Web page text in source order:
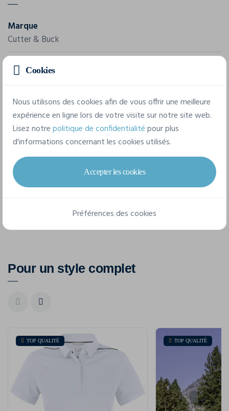
Marque
Cutter & Buck
Référence
354419
Composition
52% coton, 45% polyester, 3% élasthanne
XS S M L XL XXL
Pour un style complet
TOP QUALITÉ TOP QUALITÉ
Cookies
Nous utilisons des cookies afin de vous offrir une meilleure
expérience en ligne lors de votre visite sur notre site web.
Lisez notrepolitique de confidentialitépour plus
d'informations concernant les cookies utilisés.
Accepter les cookies
Préférences des cookies